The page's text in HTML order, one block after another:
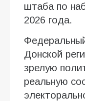
штаба по
2026 года.
Донской
зрелую
реальную